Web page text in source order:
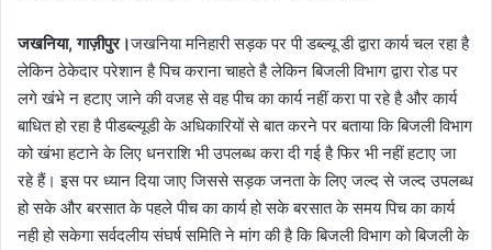
जखनिया, गाज़ीपुर।जखनिया मनिहारी सड़क पर पी डब्ल्यू डी द्वारा कार्य चल रहा है
लेकिन ठेकेदार परेशान है पिच कराना चाहते है लेकिन बिजली विभाग द्वारा रोड पर
लगे खंभे न हटाए जाने की वजह से वह पीच का कार्य नहीं करा पा रहे है और कार्य
बाधित हो रहा है पीडब्ल्यूडी के अधिकारियों से बात करने पर बताया कि बिजली विभाग
को खंभा हटाने के लिए धनराशि भी उपलब्ध करा दी गई है फिर भी नहीं हटाए जा
रहे हैं। इस पर ध्यान दिया जाए जिससे सड़क जनता के लिए जल्द से जल्द उपलब्ध
हो सके और बरसात के पहले पीच का कार्य हो सके बरसात के समय पिच का कार्य
नही हो सकेगा सर्वदलीय संघर्ष समिति ने मांग की है कि बिजली विभाग को बिजली के